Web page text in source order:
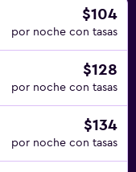
$104
por noche con tasas
$128
por noche con tasas
$134
por noche con tasas